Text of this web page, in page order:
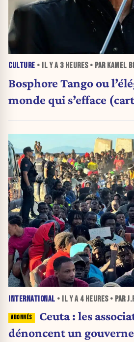
CULTURE • IL Y A 3 HEURES• PAR KAMEL
Bosphore Tango ou
monde qui s’efface
INTERNATIONAL • IL Y A 4 HEURES• PAR
Ceuta : les
dénoncent un